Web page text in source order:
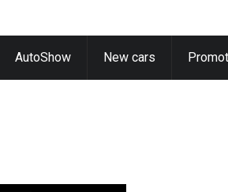
AutoShow New cars